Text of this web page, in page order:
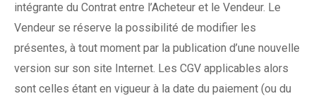
intégrante du Contrat entre l’Acheteur et le Vendeur. Le
Vendeur se réserve la possibilité de modifier les
présentes, à tout moment par la publication d’une nouvelle
version sur son site Internet. Les CGV applicables alors
sont celles étant en vigueur à la date du paiement (ou du